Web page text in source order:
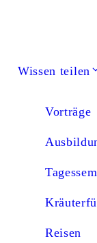
Wissen teilen
Vorträge
Reisen